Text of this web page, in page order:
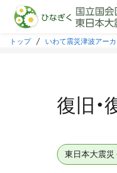
本文に飛ぶ
トップ いわて震災津波アー
復旧
東日本大震災